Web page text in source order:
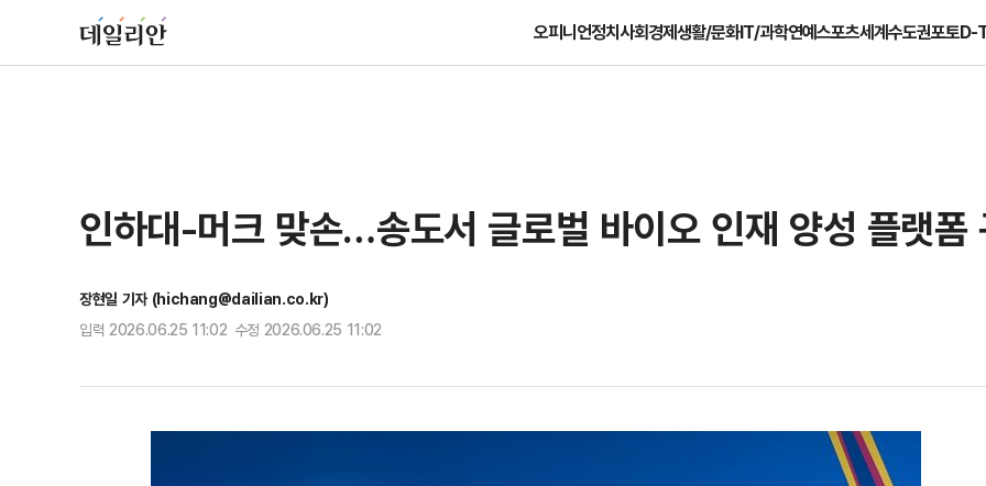
오피니언정치사회경제생활/문화IT/과학연예스포츠세계수도권포토D-
인하대-머크 맞손…송도서 글로벌 바이오 인재 양성 플랫폼
장현일 기자 (hichang@dailian.co.kr)
입력 2026.06.25 11:02 수정 2026.06.25 11:02